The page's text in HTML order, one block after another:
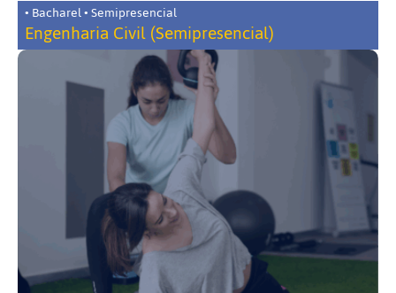
• Bacharel • Semipresencial
Engenharia Civil (Semipresencial)